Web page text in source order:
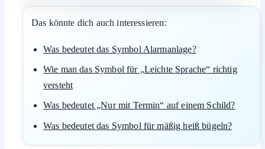
Das könnte dich auch interessieren:
Was bedeutet das Symbol Alarmanlage?
Wie man das Symbol für „Leichte Sprache“ richtig
versteht
Was bedeutet „Nur mit Termin“ auf einem Schild?
Was bedeutet das Symbol für mäßig heiß bügeln?